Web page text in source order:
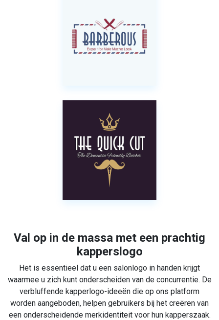
Val op in de massa met een prachtig
kapperslogo
Het is essentieel dat u een salonlogo in handen krijgt
waarmee u zich kunt onderscheiden van de concurrentie. De
verbluffende kapperlogo-ideeën die op ons platform
worden aangeboden, helpen gebruikers bij het creëren van
een onderscheidende merkidentiteit voor hun kapperszaak.